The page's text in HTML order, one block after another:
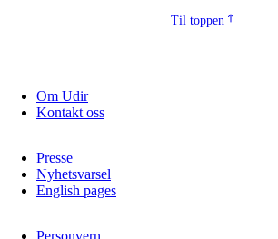
Til toppen
Om Udir
Kontakt oss
Presse
Nyhetsvarsel
English pages